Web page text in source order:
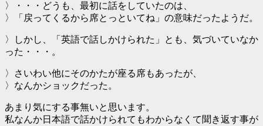
〉・・・どうも、最初に話をしていたのは、
〉「戻ってくるから席とっといてね」の意味だったようだ。
〉しかし、「英語で話しかけられた」とも、気づいていなか
った・・・。
〉さいわい他にそのかたが座る席もあったが、
〉なんかショックだった。
あまり気にする事無いと思います。
私なんか日本語で話かけられてもわからなくて聞き返す事が